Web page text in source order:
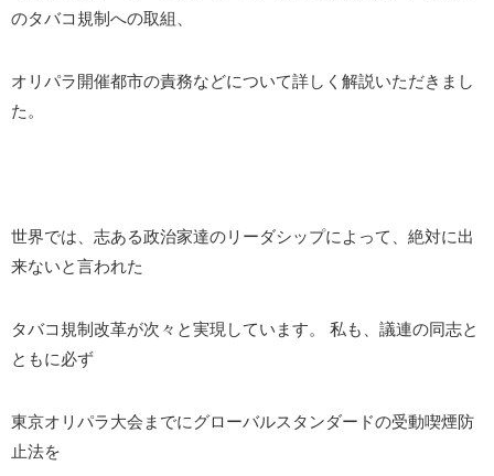
のタバコ規制への取組、
オリパラ開催都市の責務などについて詳しく解説いただきまし
た。
世界では、志ある政治家達のリーダシップによって、絶対に出
来ないと言われた
タバコ規制改革が次々と実現しています。 私も、議連の同志と
ともに必ず
東京オリパラ大会までにグローバルスタンダードの受動喫煙防
止法を